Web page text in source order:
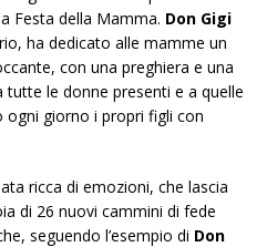
Festa della Mamma. Don Gigi
ha dedicato alle mamme un
con una preghiera e una
tutte le donne presenti e a quelle
ogni giorno i propri figli con
ricca di emozioni, che lascia
di 26 nuovi cammini di fede
seguendo l’esempio di Don